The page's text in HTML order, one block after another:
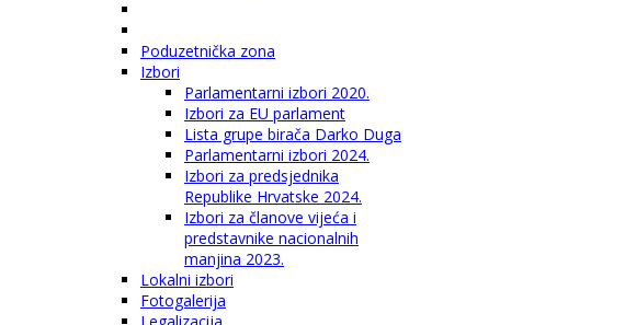
Poduzetnička zona
Izbori
Parlamentarni izbori 2020.
Izbori za EU parlament
Lista grupe birača Darko Duga
Parlamentarni izbori 2024.
Izbori za predsjednika
Republike Hrvatske 2024.
Izbori za članove vijeća i
predstavnike nacionalnih
manjina 2023.
Lokalni izbori
Fotogalerija